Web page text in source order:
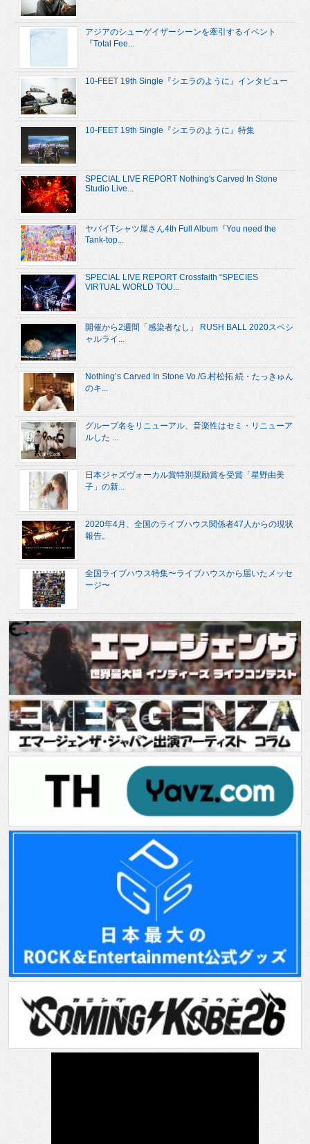
アジアのシューゲイザーシーンを牽引するイベント
『Total Fee...
10-FEET 19th Single『シエラのように』インタビュー
10-FEET 19th Single『シエラのように』特集
SPECIAL LIVE REPORT Nothing's Carved In Stone
Studio Live...
ヤバイTシャツ屋さん4th Full Album『You need the
Tank-top...
SPECIAL LIVE REPORT Crossfaith “SPECIES
VIRTUAL WORLD TOU...
開催から2週間「感染者なし」 RUSH BALL 2020スペシ
ャルライ...
Nothing’s Carved In Stone Vo./G.村松拓 続・たっきゅん
のキ...
グループ名をリニューアル、音楽性はセミ・リニューア
ルした ...
日本ジャズヴォーカル賞特別奨励賞を受賞「星野由美
子」の新...
2020年4月、全国のライブハウス関係者47人からの現状
報告。
全国ライブハウス特集〜ライブハウスから届いたメッセ
ージ〜